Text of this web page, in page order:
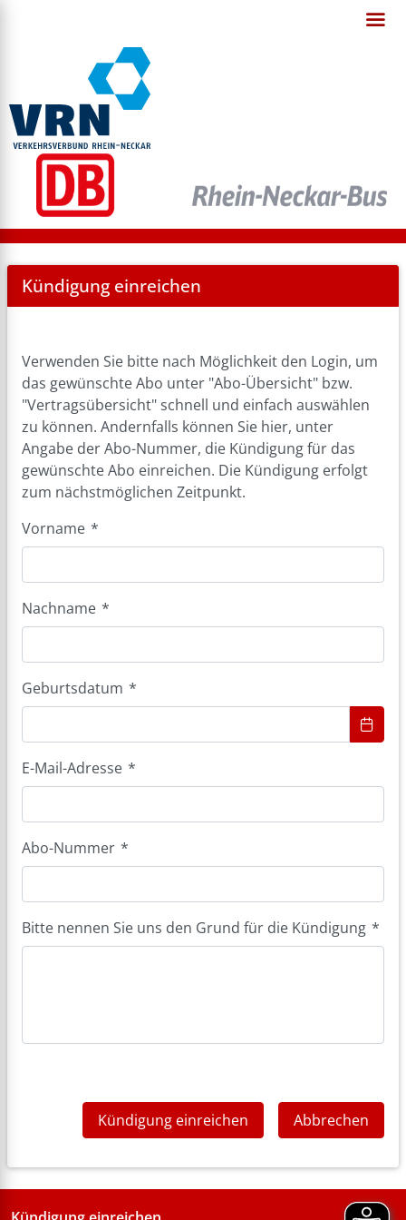
Cancel
Abo
Kündigung einreichen
Verwenden Sie bitte nach Möglichkeit den Login, um
das gewünschte Abo unter "Abo-Übersicht" bzw.
"Vertragsübersicht" schnell und einfach auswählen
zu können. Andernfalls können Sie hier, unter
Angabe der Abo-Nummer, die Kündigung für das
gewünschte Abo einreichen. Die Kündigung erfolgt
zum nächstmöglichen Zeitpunkt.
Vorname *
Nachname *
Geburtsdatum *
E-Mail-Adresse *
Abo-Nummer *
Bitte nennen Sie uns den Grund für die Kündigung *
Kündigung einreichen Abbrechen